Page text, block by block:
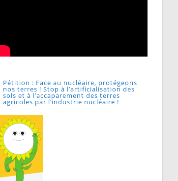
Pétition : Face au nucléaire, protégeons
nos terres ! Stop à l’artificialisation des
sols et à l’accaparement des terres
agricoles par l’industrie nucléaire !